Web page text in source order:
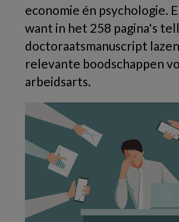
economie én psychologie.
want in het 258 pagina's
doctoraatsmanuscript
relevante boodschappen
arbeidsarts.